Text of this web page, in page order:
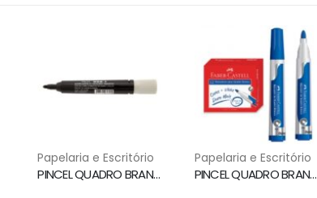
Papelaria e Escritório
PINCEL QUADRO BRANCO WBM7 PRETO PILOT
Papelaria e Escritório
PINCEL QUADRO BRANCO PONTA 3.5MM AZUL MQB/AZ FABER CASTELL